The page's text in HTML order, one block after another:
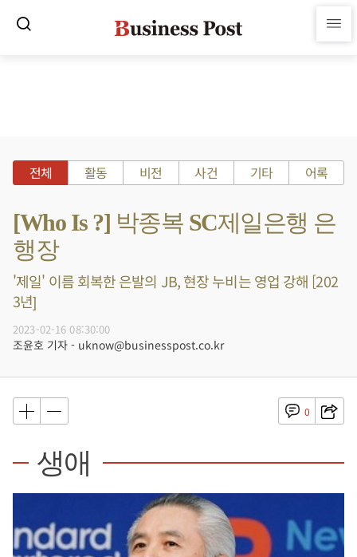
전체 활동 비전 사건 기타 어록
[Who Is ?] 박종복 SC제일은행 은
행장
'제일' 이름 회복한 은발의 JB, 현장 누비는 영업 강해 [202
3년]
2023-02-16 08:30:00
조윤호 기자 - uknow@businesspost.co.kr
0
생애